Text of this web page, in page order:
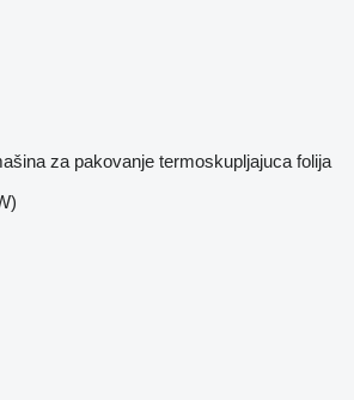
za pakovanje termoskupljajuca folija